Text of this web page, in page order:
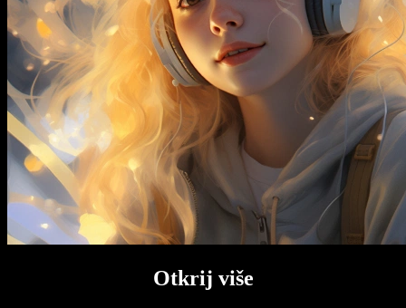
Otkrij više